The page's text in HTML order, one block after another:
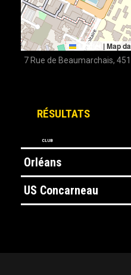
Leaflet |Map
7 Rue de Beaumarchais,
RÉSULTATS
CLUB
Orléans
US Concarneau